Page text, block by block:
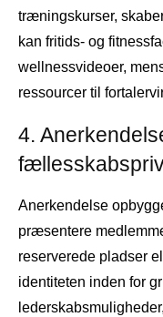
træningskurser,
kan fritids- og
wellnessvideoer,
ressourcer til
4.
Anerkendelse
præsentere
reserverede pladser
identiteten inden for